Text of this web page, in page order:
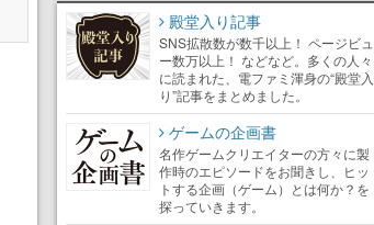
殿堂入り記事
SNS拡散数が数千以上！ ページビュ
ー数万以上！ などなど。多くの人々
に読まれた、電ファミ渾身の“殿堂入
り”記事をまとめました。
ゲームの企画書
名作ゲームクリエイターの方々に製
作時のエピソードをお聞きし、ヒッ
トする企画（ゲーム）とは何か？を
探っていきます。